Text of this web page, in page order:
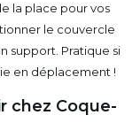
la place pour vos
le couvercle
support. Pratique si
en déplacement !
chez Coque-